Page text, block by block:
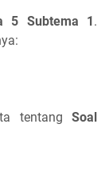
5 Subtema 1.
tentang Soal